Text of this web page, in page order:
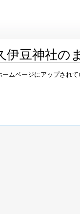
豆神社の
ムページにアップされ